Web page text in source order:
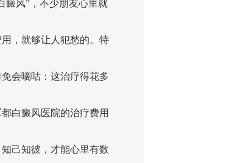
癜风”，不少朋友心里就
，就够让人犯愁的。特
会嘀咕：这治疗得花多
白癜风医院的治疗费用
己知彼，才能心里有数